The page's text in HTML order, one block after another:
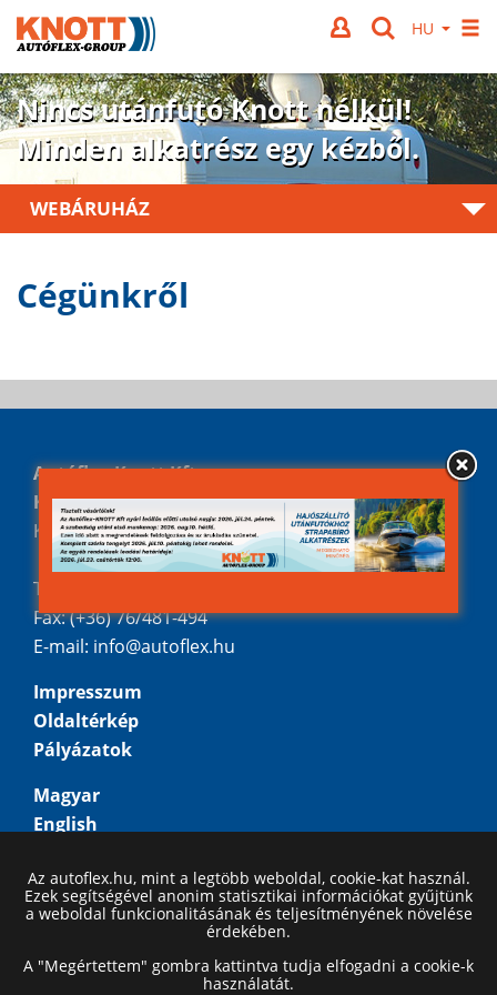
Nincs utánfutó Knott nélkül!
Minden alkatrész egy kézből.
WEBÁRUHÁZ
Cégünkről
Autóflex-Knott Kft.
Kecskemét,
Kadafalva-Heliport
Tel.: (+36) 76/481-515
Fax: (+36) 76/481-494
E-mail: info@autoflex.hu
Impresszum
Oldaltérkép
Pályázatok
Magyar
English
Русский
Az autoflex.hu, mint a legtöbb weboldal, cookie-kat használ.
Ezek segítségével anonim statisztikai információkat gyűjtünk
a weboldal funkcionalitásának és teljesítményének növelése
érdekében.
A "Megértettem" gombra kattintva tudja elfogadni a cookie-k
használatát.